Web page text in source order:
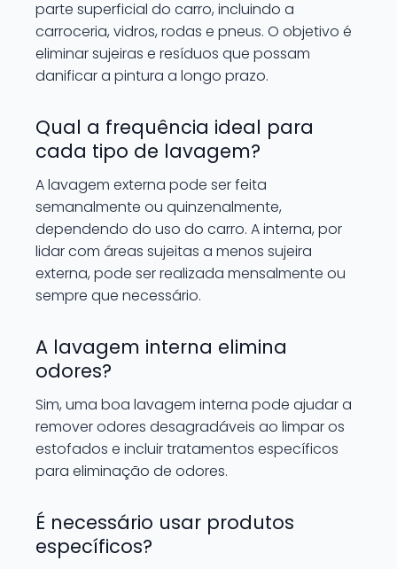
parte superficial do carro, incluindo a
carroceria, vidros, rodas e pneus. O objetivo é
eliminar sujeiras e resíduos que possam
danificar a pintura a longo prazo.
Qual a frequência ideal para
cada tipo de lavagem?
A lavagem externa pode ser feita
semanalmente ou quinzenalmente,
dependendo do uso do carro. A interna, por
lidar com áreas sujeitas a menos sujeira
externa, pode ser realizada mensalmente ou
sempre que necessário.
A lavagem interna elimina
odores?
Sim, uma boa lavagem interna pode ajudar a
remover odores desagradáveis ao limpar os
estofados e incluir tratamentos específicos
para eliminação de odores.
É necessário usar produtos
específicos?